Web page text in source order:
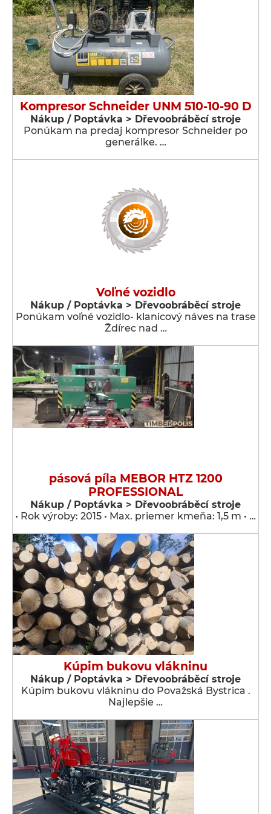
Kompresor Schneider UNM 510-10-90 D
Nákup / Poptávka > Dřevoobráběcí stroje
Ponúkam na predaj kompresor Schneider po
generálke. …
Voľné vozidlo
Nákup / Poptávka > Dřevoobráběcí stroje
Ponúkam voľné vozidlo- klanicový náves na trase
Ždírec nad …
pásová píla MEBOR HTZ 1200
PROFESSIONAL
Nákup / Poptávka > Dřevoobráběcí stroje
• Rok výroby: 2015 • Max. priemer kmeňa: 1,5 m • …
Kúpim bukovu vlákninu
Nákup / Poptávka > Dřevoobráběcí stroje
Kúpim bukovu vlákninu do Považská Bystrica .
Najlepšie …